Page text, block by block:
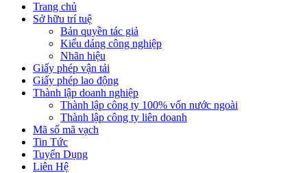
Trang chủ
Sở hữu trí tuệ
Bản quyền tác giả
Kiểu dáng công nghiệp
Nhãn hiệu
Giấy phép vận tải
Giấy phép lao động
Thành lập doanh nghiệp
Thành lập công ty 100% vốn nước ngoài
Thành lập công ty liên doanh
Mã số mã vạch
Tin Tức
Tuyển Dụng
Liên Hệ